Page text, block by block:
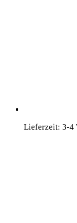
Lieferzeit: 3-4